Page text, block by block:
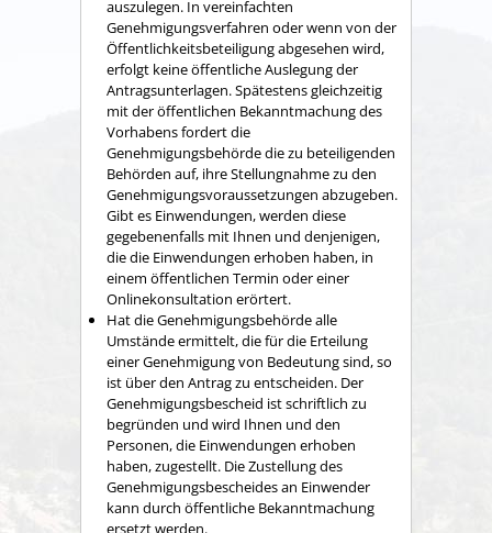
auszulegen. In vereinfachten
Genehmigungsverfahren oder wenn von der
Öffentlichkeitsbeteiligung abgesehen wird,
erfolgt keine öffentliche Auslegung der
Antragsunterlagen. Spätestens gleichzeitig
mit der öffentlichen Bekanntmachung des
Vorhabens fordert die
Genehmigungsbehörde die zu beteiligenden
Behörden auf, ihre Stellungnahme zu den
Genehmigungsvoraussetzungen abzugeben.
Gibt es Einwendungen, werden diese
gegebenenfalls mit Ihnen und denjenigen,
die die Einwendungen erhoben haben, in
einem öffentlichen Termin oder einer
Onlinekonsultation erörtert.
Hat die Genehmigungsbehörde alle
Umstände ermittelt, die für die Erteilung
einer Genehmigung von Bedeutung sind, so
ist über den Antrag zu entscheiden. Der
Genehmigungsbescheid ist schriftlich zu
begründen und wird Ihnen und den
Personen, die Einwendungen erhoben
haben, zugestellt. Die Zustellung des
Genehmigungsbescheides an Einwender
kann durch öffentliche Bekanntmachung
ersetzt werden.